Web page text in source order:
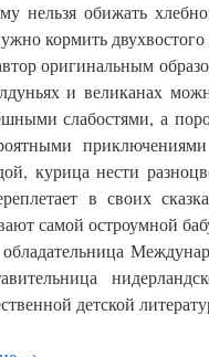
нельзя обижать
кормить
оригинальным
и великанах
слабостями, а
курица нести
в своих
самой остроумной
детской